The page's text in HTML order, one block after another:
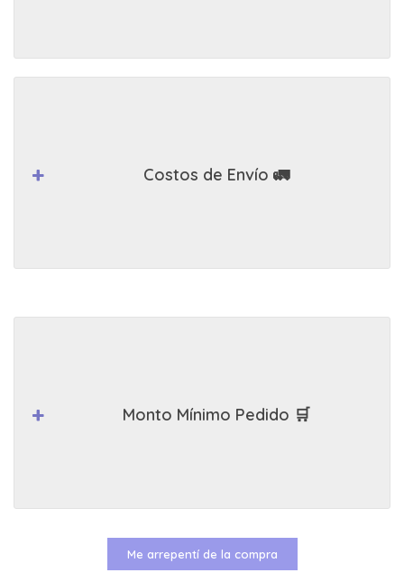
Costos de Envío 🚛
Monto Mínimo Pedido 🛒
Me arrepentí de la compra